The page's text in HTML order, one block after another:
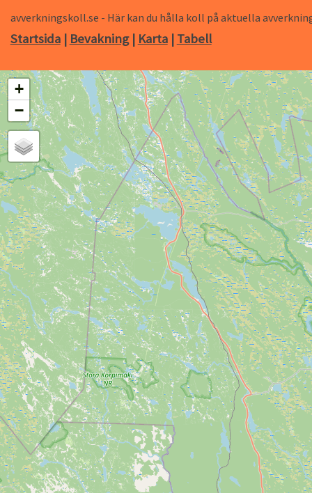
avverkningskoll.se - Här kan du hålla koll på aktuella
Startsida| Bevakning| Karta| Tabell
+
−